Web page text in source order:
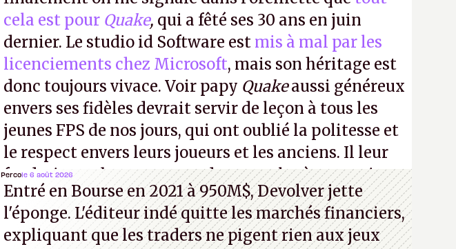
cela est pour Quake, qui a fêté ses 30 ans en juin
dernier. Le studio id Software est mis à mal par les
licenciements chez Microsoft, mais son héritage est
donc toujours vivace. Voir papy Quakeaussi généreux
envers ses fidèles devrait servir de leçon à tous les
jeunes FPS de nos jours, qui ont oublié la politesse et
le respect envers leurs joueurs et les anciens. Il leur
faudrait une bonne guerre des consoles à ces petits
cons ! P.
Percole 6 août 2026
Entré en Bourse en 2021 à 950M$, Devolver jette
l'éponge. L'éditeur indé quitte les marchés financiers,
expliquant que les traders ne pigent rien aux jeux